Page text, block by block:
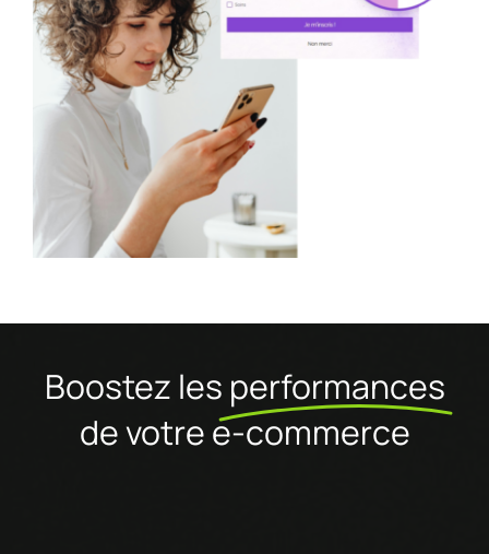
Boostez les performances
de votre e-commerce